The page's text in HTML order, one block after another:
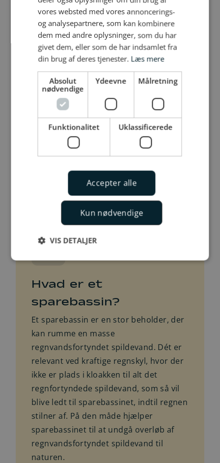
Hvad er et
sparebassin?
Et sparebassin er en stor beholder, der
kan rumme en masse
regnvandsfortyndet spildevand. Dét er
relevant ved kraftige regnskyl, hvor der
ikke er plads i kloakken til alt det
regnfortyndede spildevand, som så vil
blive ledt til sparebassinet, indtil regnen
stilner af. På den måde hjælper
sparebassinet til at undgå overløb af
regnvandsfortyndet spildevand til
naturen.
vores websted med vores annoncerings-
og analysepartnere, som kan kombinere
dem med andre oplysninger, som du har
givet dem, eller som de har indsamlet fra
din brug af deres tjenester. Læs mere
Absolut
nødvendige
Ydeevne Målretning
Funktionalitet Uklassificerede
Accepter alle
Kun nødvendige
VIS DETALJER